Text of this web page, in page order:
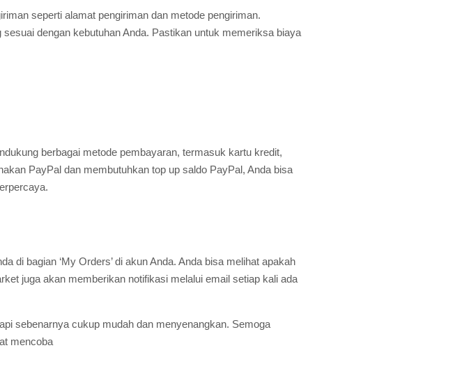
seperti alamat pengiriman dan metode pengiriman.
dengan kebutuhan Anda. Pastikan untuk memeriksa biaya
berbagai metode pembayaran, termasuk kartu kredit,
PayPal dan membutuhkan top up saldo PayPal, Anda bisa
di bagian ‘My Orders’ di akun Anda. Anda bisa melihat apakah
juga akan memberikan notifikasi melalui email setiap kali ada
sebenarnya cukup mudah dan menyenangkan. Semoga
mencoba